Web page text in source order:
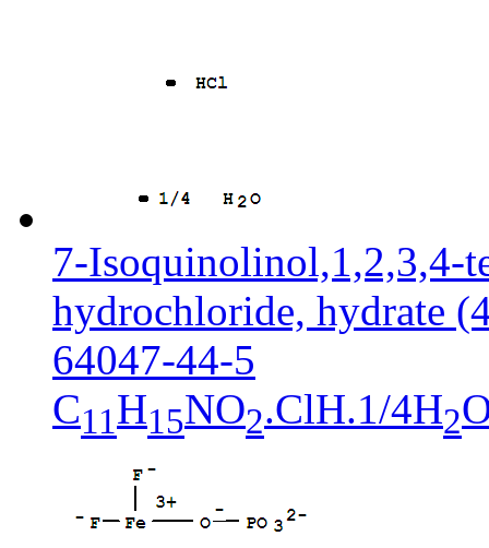
7-Isoquinolinol,1,2,3,4-
hydrochloride, hydrate
64047-44-5
C11H15NO2.ClH.1/4H2